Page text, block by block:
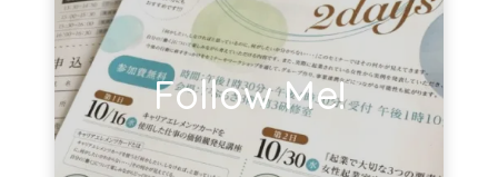
Follow Me!